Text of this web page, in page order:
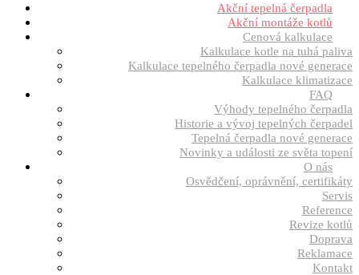
Akční tepelná čerpadla
Akční montáže kotlů
Cenová kalkulace
Kalkulace kotle na tuhá paliva
Kalkulace tepelného čerpadla nové generace
Kalkulace klimatizace
FAQ
Výhody tepelného čerpadla
Historie a vývoj tepelných čerpadel
Tepelná čerpadla nové generace
Novinky a události ze světa topení
O nás
Osvědčení, oprávnění, certifikáty
Servis
Reference
Revize kotlů
Doprava
Reklamace
Kontakt